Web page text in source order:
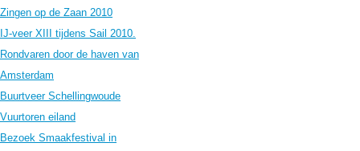
Zingen op de Zaan 2010
IJ-veer XIII tijdens Sail 2010.
Rondvaren door de haven van
Amsterdam
Buurtveer Schellingwoude
Vuurtoren eiland
Bezoek Smaakfestival in